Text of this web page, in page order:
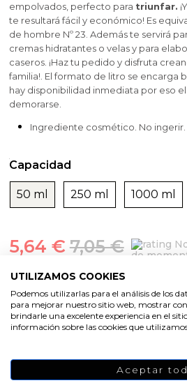
empolvados, perfecto para triunfar.
te resultará fácil y económico! Es
de hombre Nº 23. Además te servirá
cremas hidratantes o velas y para
caseros. ¡Haz tu pedido y disfruta
familia!. El formato de litro se encarga
hay disponibilidad inmediata por eso
demorarse.
Ingrediente cosmético. No ingerir.
Capacidad
50 ml 250 ml 1000 ml
7,05 €
5,64 €
de
AÑADIR AL
UTILIZAMOS COOKIES
Podemos utilizarlas para el análisis de los
para mejorar nuestro sitio web, mostrar
brindarle una excelente experiencia en el
información sobre las cookies que
Aceptar